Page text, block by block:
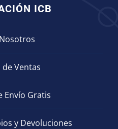
ICB
Ventas
Envío Gratis
y Devoluciones